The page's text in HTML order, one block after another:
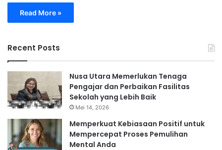
Read More »
Recent Posts
Nusa Utara Memerlukan Tenaga
Pengajar dan Perbaikan Fasilitas
Sekolah yang Lebih Baik
Mei 14, 2026
Memperkuat Kebiasaan Positif untuk
Mempercepat Proses Pemulihan
Mental Anda